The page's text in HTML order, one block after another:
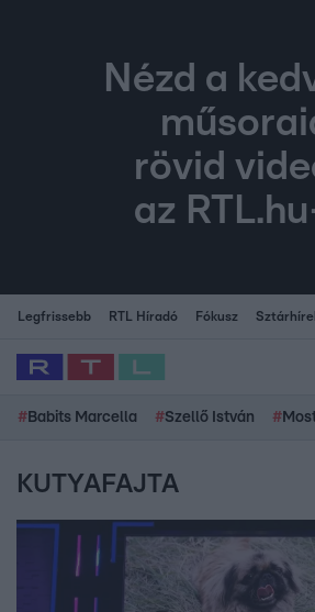
Nézd a
rövid
az
Legfrissebb RTL Híradó Fókusz
# Babits Marcella #Szellő István #
KUTYAFAJTA